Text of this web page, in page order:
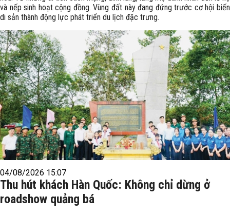
và nếp sinh hoạt cộng đồng. Vùng đất này đang đứng trước cơ hội
di sản thành động lực phát triển du lịch đặc trưng.
04/08/2026 15:07
Thu hút khách Hàn Quốc: Không chỉ dừng ở
roadshow quảng bá